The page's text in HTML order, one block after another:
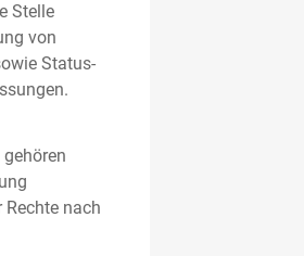
Stelle
von
Status-
nach